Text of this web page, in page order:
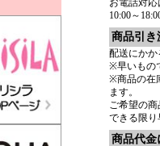
お電話対応
10:00～
商品引き
配送にかか
※早いもの
※商品の在
ます。
ご希望の
できる限り
商品代金